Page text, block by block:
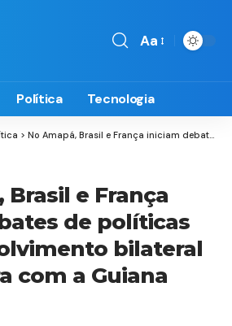
Font
Aa
Política Tecnologia
> No Amapá, Brasil e França iniciam debates de políticas de desenvolvimento bilateral na fronteira com a Guiana Francesa
Brasil e França
de políticas
bilateral
com a Guiana